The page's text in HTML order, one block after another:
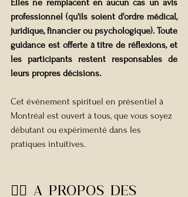
Elles ne remplacent en aucun cas un avis
professionnel (qu'ils soient d'ordre médical,
juridique, financier ou psychologique). Toute
guidance est offerte à titre de réflexions, et
les participants restent responsables de
leurs propres décisions.
Cet événement spirituel en présentiel à
Montréal est ouvert à tous, que vous soyez
débutant ou expérimenté dans les
pratiques intuitives.
🧙‍♀️ a propos des